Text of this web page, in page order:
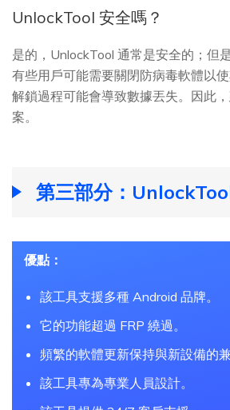
UnlockTool 安全嗎？
是的，UnlockTool 通常是安全的；但
有些用戶可能需要關閉防病毒軟體以
解鎖過程可能會導致數據丟失。因此
案。
第三部分：
優點：
該工具支援多種 Android 品牌。
它的功能超過 FRP 繞過。
頻繁的軟體更新保持與新設備的兼
該工具專為專業人員設計。